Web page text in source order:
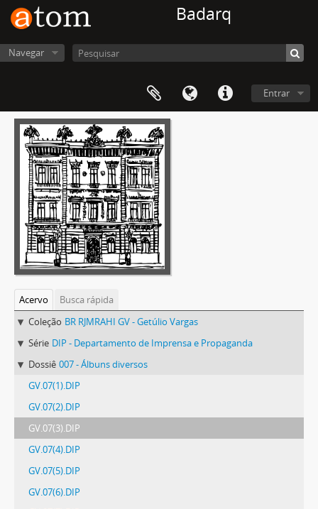
Badarq
Navegar
Entrar
Acervo
Busca rápida
Coleção BR RJMRAHI GV - Getúlio Vargas
Série DIP - Departamento de Imprensa e Propaganda
Dossiê 007 - Álbuns diversos
GV.07(1).DIP
GV.07(2).DIP
GV.07(3).DIP
GV.07(4).DIP
GV.07(5).DIP
GV.07(6).DIP